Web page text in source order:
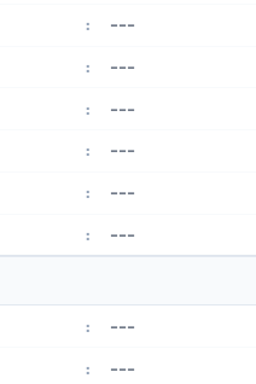
: ---
: ---
: ---
: ---
: ---
: ---
: ---
: ---